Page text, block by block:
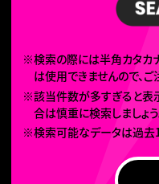
※検索の際には半角カタカ
は使用できませんので、ご
※該当件数が多すぎると表
合は慎重に検索しましょう
※検索可能なデータは過去1